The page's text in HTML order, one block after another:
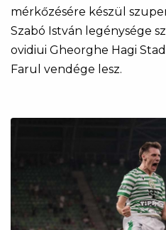
mérkőzésére készül
Szabó István legénysége
ovidiui Gheorghe Hagi
Farul vendége lesz.